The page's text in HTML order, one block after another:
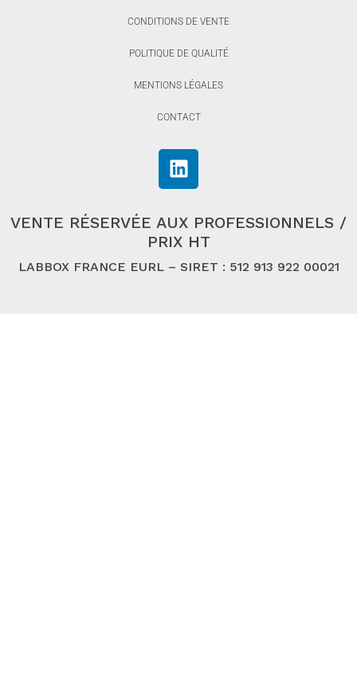
CONDITIONS DE VENTE
POLITIQUE DE QUALITÉ
MENTIONS LÉGALES
CONTACT
VENTE RÉSERVÉE AUX PROFESSIONNELS /
PRIX HT
LABBOX FRANCE EURL – SIRET : 512 913 922 00021